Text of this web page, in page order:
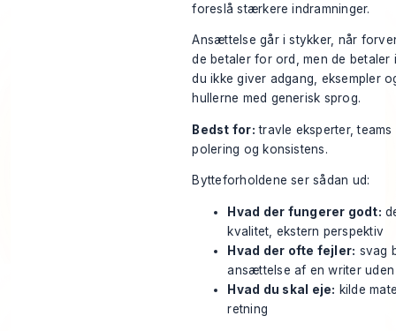
foreslå stærkere indramninger.
Ansættelse går i stykker, når
de betaler for ord, men de
du ikke giver adgang, eksempler
hullerne med generisk sprog.
Bedst for: travle eksperter,
polering og konsistens.
Bytteforholdene ser sådan ud:
Hvad der fungerer godt:
kvalitet, ekstern perspektiv
Hvad der ofte fejler: svag
ansættelse af en writer
Hvad du skal eje: kilde
retning